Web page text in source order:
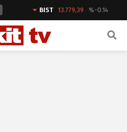
BIST 13.779,39 %-0.14
ARAMA YAP